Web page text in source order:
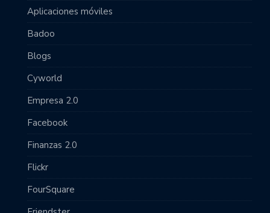
Aplicaciones móviles
Badoo
Blogs
Cyworld
Empresa 2.0
Facebook
Finanzas 2.0
Flickr
FourSquare